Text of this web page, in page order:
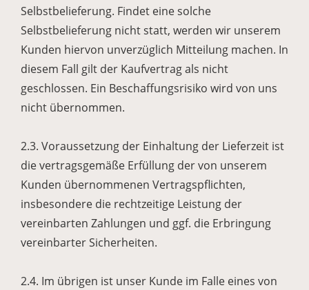
Selbstbelieferung. Findet eine solche
Selbstbelieferung nicht statt, werden wir unserem
Kunden hiervon unverzüglich Mitteilung machen. In
diesem Fall gilt der Kaufvertrag als nicht
geschlossen. Ein Beschaffungsrisiko wird von uns
nicht übernommen.
2.3. Voraussetzung der Einhaltung der Lieferzeit ist
die vertragsgemäße Erfüllung der von unserem
Kunden übernommenen Vertragspflichten,
insbesondere die rechtzeitige Leistung der
vereinbarten Zahlungen und ggf. die Erbringung
vereinbarter Sicherheiten.
2.4. Im übrigen ist unser Kunde im Falle eines von